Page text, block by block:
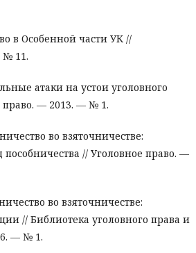
в Особенной части УК //
№ 11.
атаки на устои уголовного
право. — 2013. — № 1.
во взяточничестве:
// Уголовное право. —
во взяточничестве:
// Библиотека уголовного права и
— № 1.